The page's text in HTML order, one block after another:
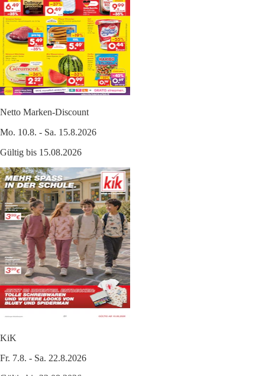
Netto Marken-Discount
Mo. 10.8. - Sa. 15.8.2026
Gültig bis 15.08.2026
KiK
Fr. 7.8. - Sa. 22.8.2026